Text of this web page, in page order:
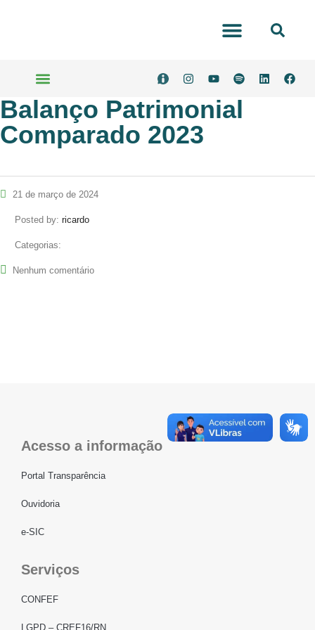
Balanço Patrimonial
Comparado 2023
21 de março de 2024
Posted by: ricardo
Categorias:
Nenhum comentário
Acesso a informação
Portal Transparência
Ouvidoria
e-SIC
Serviços
CONFEF
LGPD – CREF16/RN